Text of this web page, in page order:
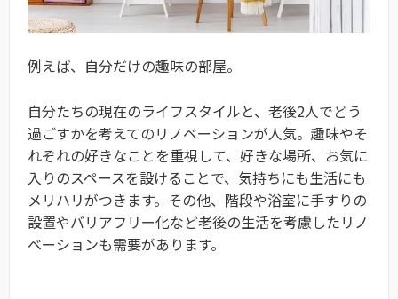
例えば、自分だけの趣味の部屋。
自分たちの現在のライフスタイルと、老後2人でどう
過ごすかを考えてのリノベーションが人気。趣味やそ
れぞれの好きなことを重視して、好きな場所、お気に
入りのスペースを設けることで、気持ちにも生活にも
メリハリがつきます。その他、階段や浴室に手すりの
設置やバリアフリー化など老後の生活を考慮したリノ
ベーションも需要があります。